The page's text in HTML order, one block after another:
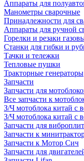
Аппараты для
Манометры сварочные
Принадлежности для
Аппараты для ручной
Горелки и резаки
Станки для гибки и
Тачки и тележки
Тепловые пушки
Тракторные генераторы
Запчасти
Запчасти для
Все запчасти к
З/Ч мотоблока китай с
З/Ч мотоблока китай с
Запчасти для
Запчасти к
Запчасти к Мотор Сич
Запчасти для